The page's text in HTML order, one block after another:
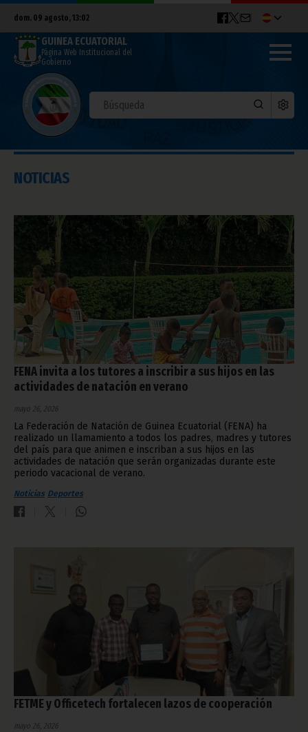
dom. 09 agosto, 13:02
GUINEA ECUATORIAL
Página Web Institucional del
Gobierno
NOTICIAS
FENA invita a los tutores a inscribir a sus hijos en las
actividades de natación en verano
mayo 26, 2026
La Federación de Natación de Guinea Ecuatorial (FENA) ha
realizado un llamamiento a todos los padres, madres y tutores
del país para que animen e inscriban a sus hijos en las
actividades de natación que serán organizadas durante este
periodo vacacional de verano.
Noticias Deportes
FETME y Officetech fortalecen lazos de cooperación
mayo 26, 2026